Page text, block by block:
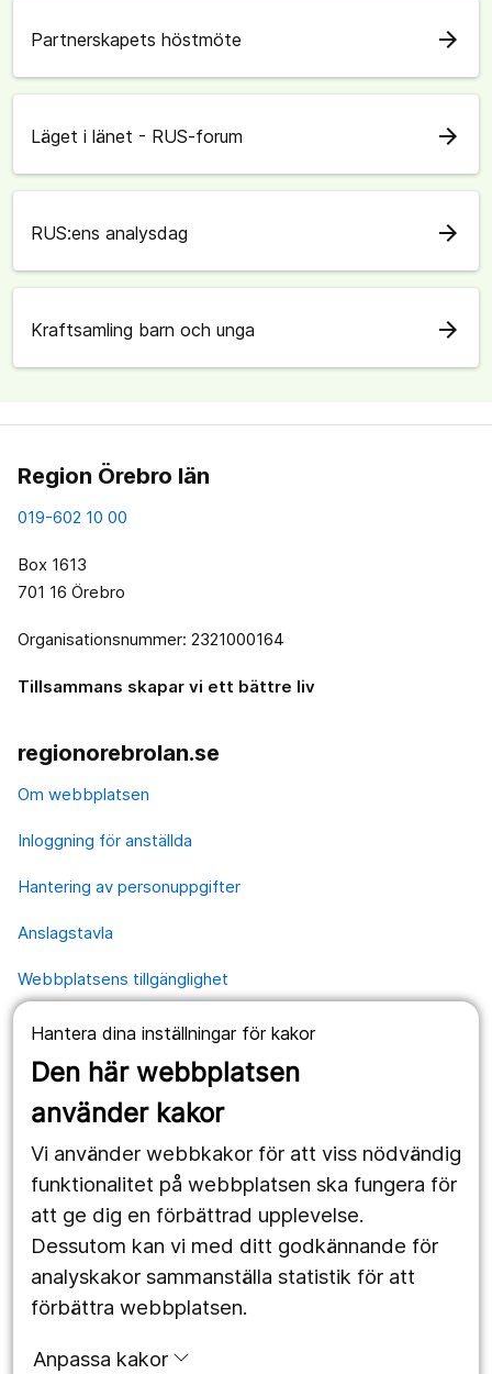
Hantera dina inställningar för kakor
Den här webbplatsen
använder kakor
Vi använder webbkakor för att viss nödvändig
funktionalitet på webbplatsen ska fungera för
att ge dig en förbättrad upplevelse.
Dessutom kan vi med ditt godkännande för
analyskakor sammanställa statistik för att
förbättra webbplatsen.
Anpassa kakor
Partnerskapets höstmöte arrow_forward
Läget i länet - RUS-forum arrow_forward
RUS:ens analysdag arrow_forward
Kraftsamling barn och unga arrow_forward
Region Örebro län
019-602 10 00
Box 1613
701 16 Örebro
Organisationsnummer: 2321000164
Tillsammans skapar vi ett bättre liv
regionorebrolan.se
Om webbplatsen
Inloggning för anställda
Hantering av personuppgifter
Anslagstavla
Webbplatsens tillgänglighet
Våra webbplatser
1177.se
Vårdgivare
Följ oss
Facebook